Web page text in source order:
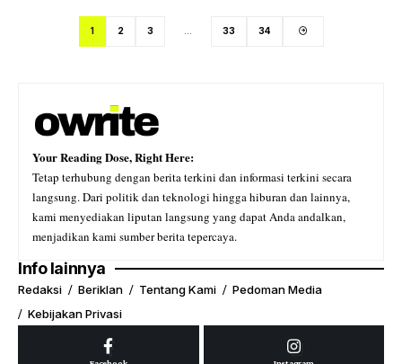
1 2 3 … 33 34
Your Reading Dose, Right Here:
Tetap terhubung dengan berita terkini dan informasi terkini secara
langsung. Dari politik dan teknologi hingga hiburan dan lainnya,
kami menyediakan liputan langsung yang dapat Anda andalkan,
menjadikan kami sumber berita tepercaya.
Info lainnya
Redaksi Beriklan Tentang Kami
Pedoman Media
Kebijakan Privasi